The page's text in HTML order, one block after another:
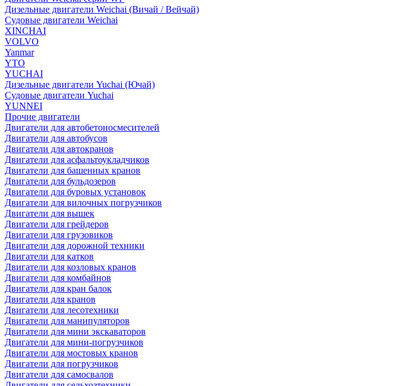
Дизельные двигатели Weichai (Вичай / Вейчай)
Судовые двигатели Weichai
XINCHAI
VOLVO
Yanmar
YTO
YUCHAI
Дизельные двигатели Yuchai (Ючай)
Судовые двигатели Yuchai
YUNNEI
Прочие двигатели
Двигатели для автобетоносмесителей
Двигатели для автобусов
Двигатели для автокранов
Двигатели для асфальтоукладчиков
Двигатели для башенных кранов
Двигатели для бульдозеров
Двигатели для буровых установок
Двигатели для вилочных погрузчиков
Двигатели для вышек
Двигатели для грейдеров
Двигатели для грузовиков
Двигатели для дорожной техники
Двигатели для катков
Двигатели для козловых кранов
Двигатели для комбайнов
Двигатели для кран балок
Двигатели для кранов
Двигатели для лесотехники
Двигатели для манипуляторов
Двигатели для мини экскаваторов
Двигатели для мини-погрузчиков
Двигатели для мостовых кранов
Двигатели для погрузчиков
Двигатели для самосвалов